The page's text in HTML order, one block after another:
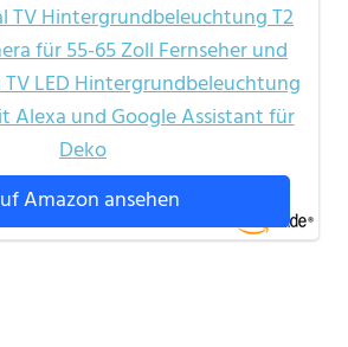
TV Hintergrundbeleuchtung T2
für 55-65 Zoll Fernseher und
TV LED Hintergrundbeleuchtung
Alexa und Google Assistant für
Deko
Amazon ansehen